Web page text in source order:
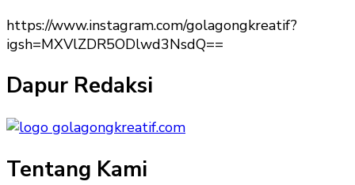
https://www.instagram.com/golagongkreatif?
igsh=MXVlZDR5ODlwd3NsdQ==
Dapur Redaksi
Tentang Kami